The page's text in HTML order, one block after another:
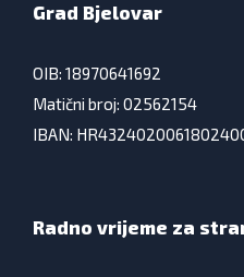
Grad Bjelovar
OIB: 18970641692
Matični broj: 02562154
IBAN:
Radno vrijeme za